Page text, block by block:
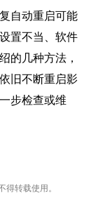
自动重启可能
置不当、软件
的几种方法，
旧不断重启影
步检查或维
转载使用。